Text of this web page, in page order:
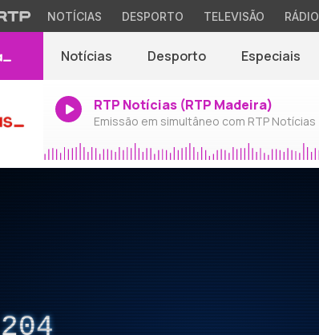
NOTÍCIAS DESPORTO TELEVISÃO RÁDIO
Notícias Desporto Especiais
RTP Notícias (RTP Madeira)
Emissão em simultâneo com RTP Notícias
204